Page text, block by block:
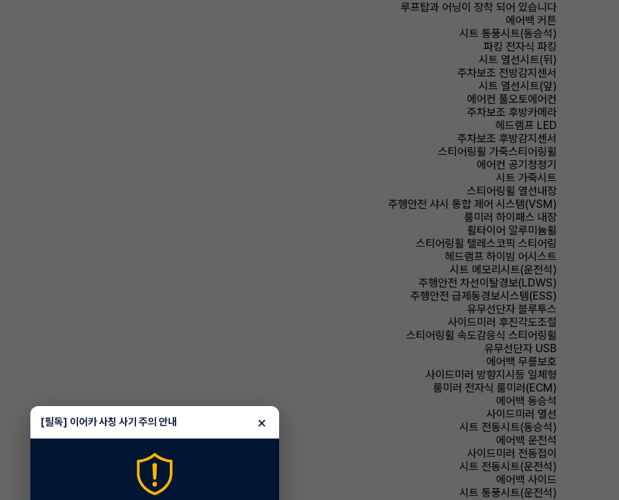
루프탑과 어닝이 장착 되어 있습니다
에어백 커튼
시트 통풍시트(동승석)
파킹 전자식 파킹
시트 열선시트(뒤)
주차보조 전방감지센서
시트 열선시트(앞)
에어컨 풀오토에어컨
주차보조 후방카메라
헤드램프 LED
주차보조 후방감지센서
스티어링휠 가죽스티어링휠
에어컨 공기청정기
시트 가죽시트
스티어링휠 열선내장
주행안전 샤시 통합 제어 시스템(VSM)
룸미러 하이패스 내장
휠타이어 알루미늄휠
스티어링휠 텔레스코픽 스티어링
헤드램프 하이빔 어시스트
시트 메모리시트(운전석)
주행안전 차선이탈경보(LDWS)
주행안전 급제동경보시스템(ESS)
유무선단자 블루투스
사이드미러 후진각도조절
스티어링휠 속도감응식 스티어링휠
유무선단자 USB
에어백 무릎보호
사이드미러 방향지시등 일체형
룸미러 전자식 룸미러(ECM)
에어백 동승석
사이드미러 열선
시트 전동시트(동승석)
에어백 운전석
사이드미러 전동접이
시트 전동시트(운전석)
에어백 사이드
시트 통풍시트(운전석)
[필독] 이어카 사칭 사기 주의 안내 ×